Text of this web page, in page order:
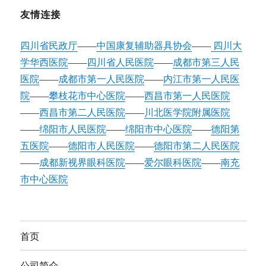
友情连接
四川省民政厅——中国康复辅助器具协会—— 四川大
学华西医院——四川省人民医院——成都市第三人民
医院——成都市第一人民医院——内江市第一人民医
院——攀枝花市中心医院——西昌市第一人民医院
——西昌市第二人民医院——川北医学院附属医院
——绵阳市人民医院——绵阳市中心医院——德阳第
五医院——德阳市人民医院——德阳市第二人民医院
——成都新视界眼科医院——爱尔眼科医院——南充
市中心医院
首页